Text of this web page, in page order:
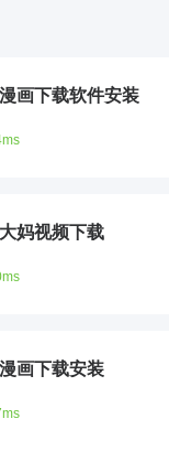
画下载软件安装
妈视频下载
画下载安装